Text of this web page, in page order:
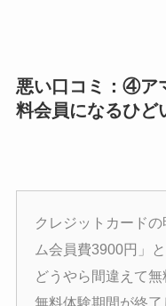
悪い口コミ：④ア
料会員になるひど
クレジットカード
ム会員費3900円」
どうやら間違えて
無料体験期間が終